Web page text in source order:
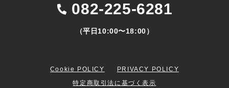
082-225-6281
（平日10:00〜18:00）
Cookie POLICY
PRIVACY POLICY
特定商取引法に基づく表示